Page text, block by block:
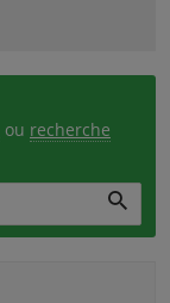
ou recherche